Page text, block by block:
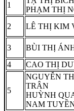
1
PHẠM THỊ
2 LÊ THỊ KIM
3 BÙI THỊ
4
CAO THỊ
5
NGUYỄN
TRÂN
HUỲNH
NAM